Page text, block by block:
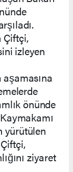
Çiftçi,
izleyen
önünde
yürütülen
ziyaret